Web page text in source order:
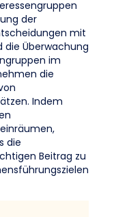
der
mit
die Überwachung
im
die
Indem
die
Beitrag zu